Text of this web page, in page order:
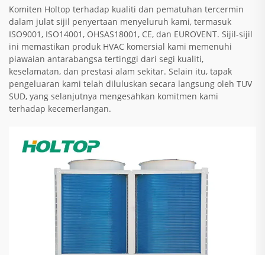
Komiten Holtop terhadap kualiti dan pematuhan tercermin
dalam julat sijil penyertaan menyeluruh kami, termasuk
ISO9001, ISO14001, OHSAS18001, CE, dan EUROVENT. Sijil-sijil
ini memastikan produk HVAC komersial kami memenuhi
piawaian antarabangsa tertinggi dari segi kualiti,
keselamatan, dan prestasi alam sekitar. Selain itu, tapak
pengeluaran kami telah diluluskan secara langsung oleh TUV
SUD, yang selanjutnya mengesahkan komitmen kami
terhadap kecemerlangan.